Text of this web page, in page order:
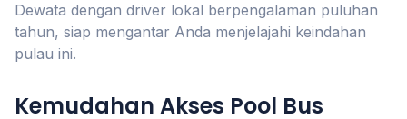
Dewata dengan driver lokal berpengalaman puluhan
tahun, siap mengantar Anda menjelajahi keindahan
pulau ini.
Kemudahan Akses Pool Bus